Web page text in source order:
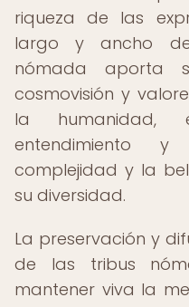
riqueza de las
largo y ancho
nómada aporta
cosmovisión y
la humanidad,
entendimiento
complejidad y la
su diversidad.
La preservación y
de las tribus
mantener viva la